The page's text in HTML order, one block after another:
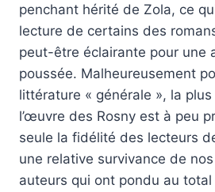
penchant hérité de Zola, ce
lecture de certains des
peut-être éclairante pour une
poussée. Malheureusement
littérature « générale », la
l’œuvre des Rosny est à peu
seule la fidélité des lecteurs
une relative survivance de
auteurs qui ont pondu au